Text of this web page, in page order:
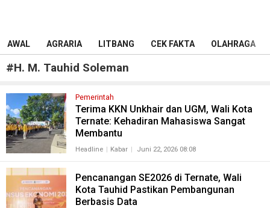
AWAL AGRARIA LITBANG CEK FAKTA OLAHRAGA
#H. M. Tauhid Soleman
Pemerintah
Terima KKN Unkhair dan UGM, Wali Kota
Ternate: Kehadiran Mahasiswa Sangat
Membantu
Headline Kabar Juni 22, 2026 08:08
Pencanangan SE2026 di Ternate, Wali
Kota Tauhid Pastikan Pembangunan
Berbasis Data